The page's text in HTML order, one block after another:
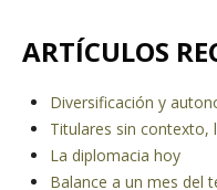
ARTÍCULOS
Diversificación y
Titulares sin contexto,
La diplomacia hoy
Balance a un mes del